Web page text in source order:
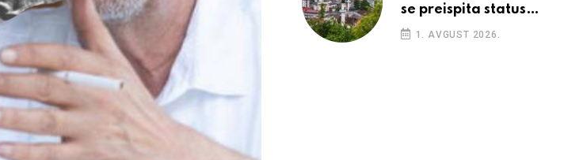
se preispita status
Srebrenice u RS
1. AVGUST 2026.